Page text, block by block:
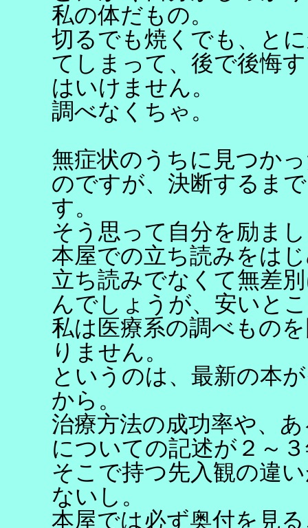
私の体だもの。
切るでも焼くでも、と
てしまって、後で後悔
はいけません。
調べなくちゃ。
無症状のうちに見つか
のですが、決断するま
す。
そう思って自分を励ま
本屋での立ち読みをは
立ち読みでなくて無差
んでしょうが、安いと
私は医療系の調べもの
りません。
というのは、最新の本
から。
治療方法の成功率や、
についての記述が２～
そこで持つ先入観の違
ないし。
本屋では必ず奥付を見